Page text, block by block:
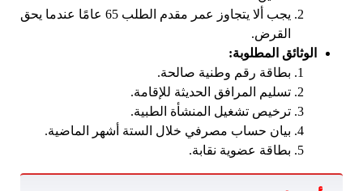
يجب ألا يتجاوز عمر مقدم الطلب 65 عامًا عندما يحق
القرض.
الوثائق المطلوبة:
بطاقة رقم وطنية صالحة.
تسليم المرافق الحديثة للإقامة.
ترخيص تشغيل المنشأة الطبية.
بيان حساب مصرفي خلال الستة أشهر الماضية.
بطاقة عضوية نقابة.